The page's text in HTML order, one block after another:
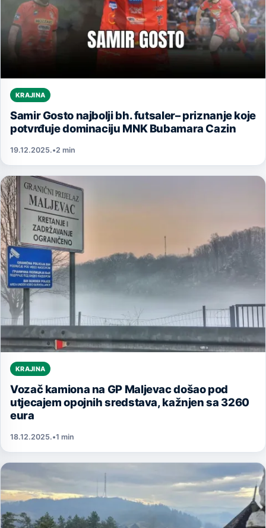
KRAJINA
Samir Gosto najbolji bh. futsaler– priznanje koje
potvrđuje dominaciju MNK Bubamara Cazin
19.12.2025.•2 min
KRAJINA
Vozač kamiona na GP Maljevac došao pod
utjecajem opojnih sredstava, kažnjen sa 3260
eura
18.12.2025.•1 min